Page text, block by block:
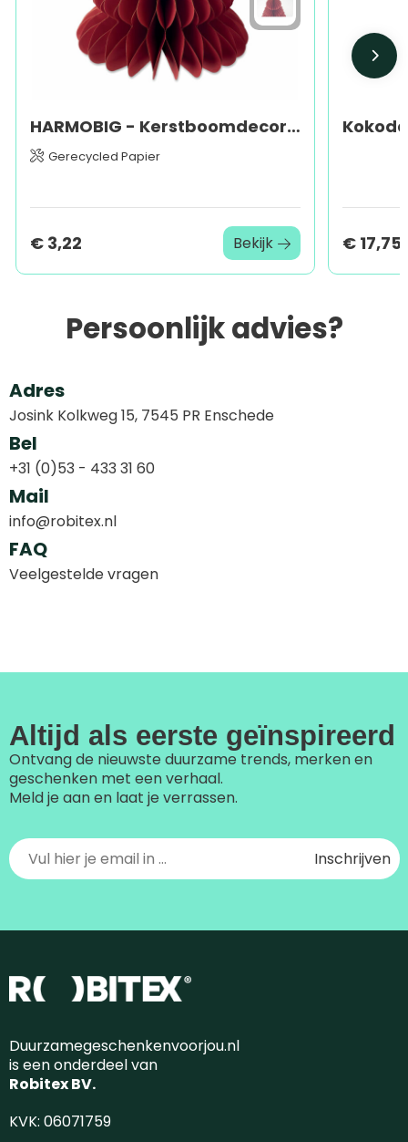
HARMOBIG - Kerstboomdecoratie van papier
Gerecycled Papier
€ 3,22 Bekijk € 17,75
Persoonlijk advies?
Adres
Josink Kolkweg 15, 7545 PR Enschede
Bel
+31 (0)53 - 433 31 60
Mail
info@robitex.nl
FAQ
Veelgestelde vragen
Altijd als eerste geïnspireerd
Ontvang de nieuwste duurzame trends, merken en
geschenken met een verhaal.
Meld je aan en laat je verrassen.
Duurzamegeschenkenvoorjou.nl
is een onderdeel van
Robitex BV.
KVK: 06071759